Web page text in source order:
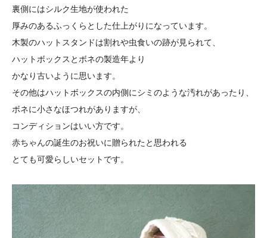
裏側にはシルク生地が使われた
厚みのあるふっくらとした仕上がりになっています。
木製のハットスタンドは割れや虫食いの跡が見られて、
ハットボックスとボネの製造年より
かなり古いように思います。
その他はハットボックスの内側にシミのような汚れがあったり、
ボネに小さなほつれがありますが、
コンディションはいい方です。
赤ちゃんの誕生のお祝いに贈られたと思われる
とても可愛らしいセットです。